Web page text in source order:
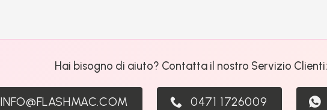
Hai bisogno di aiuto? Contatta il nostro Servizio
INFO@FLASHMAC.COM 0471 1726009